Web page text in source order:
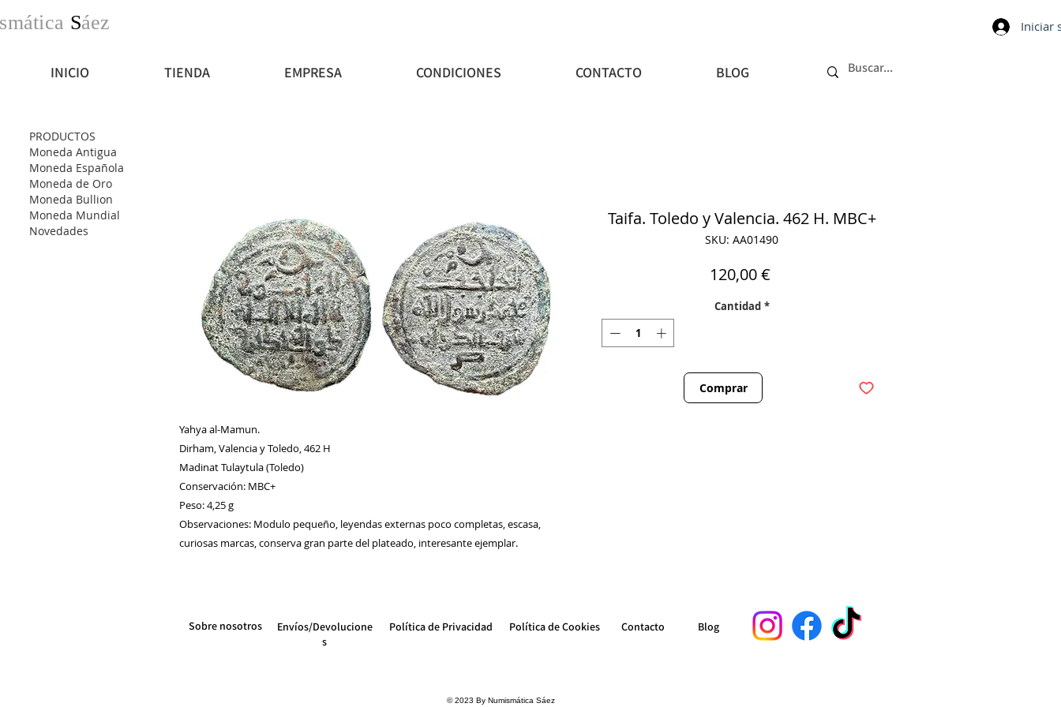
Sáez Iniciar
INICIO TIENDA EMPRESA CONDICIONES CONTACTO BLOG
PRODUCTOS
Moneda Antigua
Moneda Española
Moneda de Oro
Moneda Bullion
Moneda Mundial
Novedades
Yahya al-Mamun.
Dirham, Valencia y Toledo, 462 H
Madinat Tulaytula (Toledo)
Conservación: MBC+
Peso: 4,25 g
Observaciones: Modulo pequeño, leyendas externas poco completas, escasa,
curiosas marcas, conserva gran parte del plateado, interesante ejemplar.
Taifa. Toledo y Valencia. 462 H. MBC+
SKU: AA01490
120,00 €Precio
Cantidad *
Comprar
Sobre nosotros
Envíos/Devolucione
s
Política de Privacidad Política de Cookies Contacto Blog
© 2023 By Numismática Sáez